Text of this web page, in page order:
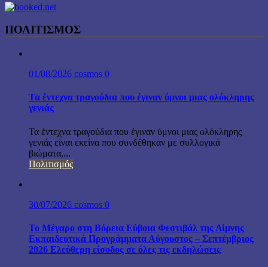
ΠΟΛΙΤΙΣΜΟΣ
01/08/2026 cosmos 0
Τα έντεχνα τραγούδια που έγιναν ύμνοι μιας ολόκληρης
γενιάς
Τα έντεχνα τραγούδια που έγιναν ύμνοι μιας ολόκληρης
γενιάς είναι εκείνα που συνδέθηκαν με συλλογικά
βιώματα,...
Πολιτισμός
30/07/2026 cosmos 0
Το Μέγαρο στη Βόρεια Εύβοια Φεστιβάλ της Λίμνης
Εκπαιδευτικά Προγράμματα Αύγουστος – Σεπτέμβριος
2026 Ελεύθερη είσοδος σε όλες τις εκδηλώσεις